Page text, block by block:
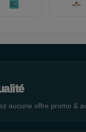
aucune offre promo &